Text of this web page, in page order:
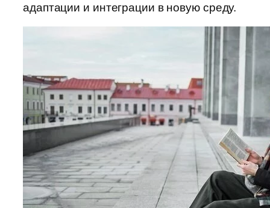
адаптации и интеграции в новую среду.